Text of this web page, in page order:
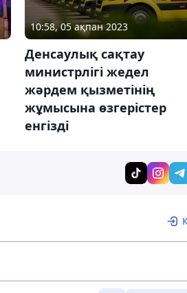
10:58, 05 ақпан 2023
Денсаулық сақтау
министрлігі жедел
жәрдем қызметінің
жұмысына өзгерістер
енгізді